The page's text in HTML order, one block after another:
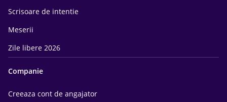
Scrisoare de intentie
Meserii
Zile libere 2026
Companie
Creeaza cont de angajator